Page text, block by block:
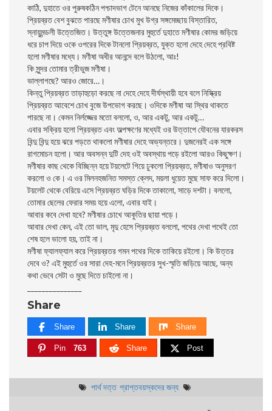
কাঠি, দুহাতে ওর পুরুষকঠিন পশ্চাদভাগ টেনে আনছে নিজের কাঁকালের দিকে।
প্রিয়ব্রত বেশ বুঝতে পারছে মণীষার চোখ মুখ উগ্র সঙ্গমেচ্ছায় বিস্তারিত,
স্নায়ুমন্ডলী উত্তেজিত। উত্তুঙ্গ উত্তেজনার মুহুর্তে দুহাতে মণীষার কোমর জড়িয়ে
ধরে চাপ দিয়ে ওকে ওপরের দিকে টানলো প্রিয়ব্রত, যুক্ত হলো দেহে দেহে প্রবিষ্ট
হলো মণীষার মধ্যে। মণীষা অধীর আনন্দে বলে উঠলো, আঃ!
কি সুন্দর তোমার ত্রীভুজ মণীষা।
ভাল্লাগছে? আরও জোরে…।
কিন্তু প্রিয়ব্রত তাড়াহুড়ো করছে না দেহে দেহে দীর্ঘস্থায়ী হবে বলে নিস্ক্রিয়
প্রিয়ব্রত আবেশে চোখ বুজে উপভোগ করছে। ওদিকে মণীষা আ স্থির থাকতে
পারছে না। কেমন নির্লজ্জের মতো বললো, ও, আর একটু, আর একটু…
এবার সক্রিয় হলো প্রিয়ব্রত এবং অল্পক্ষণের মধ্যেই ওর উত্তাপে যৌবনের যারকরস
বিন্দু বিন্দু হয়ে ঝরে পড়তে থাকলো মণীষার দেহে অভ্যন্তরে। দুজনেরই এক সঙ্গে
রাগমোচন হলো। আর অবসন্ন দুটি দেহ ওই অবস্থায় পড়ে রইলো আরও কিছুক্ষণ।
মণীষার কাছ থেকে বিচ্ছিন্ন হয়ে টয়লেটে গিয়ে ঢুকলো প্রিয়ব্রত, মণীষাও অনুসরণ
করলো ও কে। এ ওর মিলনহজনিত সমস্ত ক্লেদ, ময়লা ধুয়েত মুছে সাফ করে দিলো।
টয়লেট থেকে বেরিয়ে এসে প্রিয়ব্রত ঘড়ির দিকে তাকালো, সাড়ে দশটা। বললো,
তোমার ছেলের ফেরার সময় হয়ে এলো, এবার যাই।
আবার কবে দেখা হবে? মণীষার চোখে আকুতির ছায়া পড়ে।
আবার দেখা কেন, এই তো ভাল, মৃদু হেসে প্রিয়ব্রত বললো, পথের দেখা পথেই তো
শেষ হলে ভালো হয়, তাই না।
মণীষা ফ্যালফ্যাল করে প্রিয়ব্রতর গমন পথের দিকে তাকিয়ে রইলো। কি উত্তর
দেবে ও? এই মুহুর্তে ওর সারা দেহ-মনে প্রিয়ব্রতর সুখ-স্মৃতি জড়িয়ে আছে, অন্য
কথা ভেবে সেটা ও মুছে দিতে চাইলো না।
Share
Share Share Share
Pin 763 Share Post
পার্থ দত্ত প্রাপ্তবয়স্কদের জন্য